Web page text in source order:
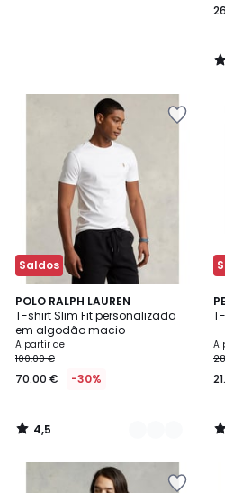
/
Saldos
POLO RALPH LAUREN
T-shirt Slim Fit personalizada
em algodão macio
A partir de
100.00 €
70.00 € -30%
4,5
/ 5
7
Cores
4,5
/
A
3
/